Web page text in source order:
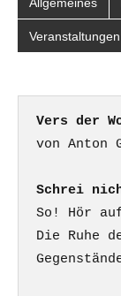
Vers der
Schrei
So! Hör
Die Ruhe